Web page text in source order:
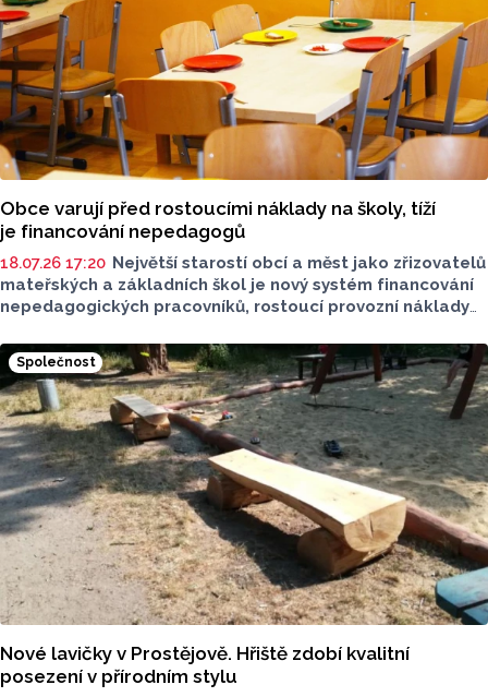
Obce varují před rostoucími náklady na školy, tíží
je financování nepedagogů
18.07.26 17:20 Největší starostí obcí a měst jako zřizovatelů
mateřských a základních škol je nový systém financování
nepedagogických pracovníků, rostoucí provozní náklady
Vyplývá to z ankety ČTK mezi zástupci okresních měst
v Olomouckém kraji. Řada radnic připouští, že kvůli
poklesu počtu dětí bude muset v příštích letech slučovat
některé školy či školky.
Společnost
Nové lavičky v Prostějově. Hřiště zdobí kvalitní
posezení v přírodním stylu